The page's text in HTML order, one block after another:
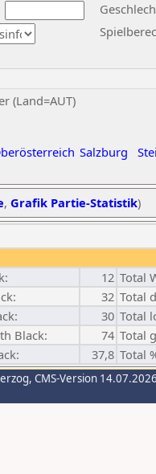
(Land=AUT)
Salzburg
, Grafik Partie-Statistik)
12 Total
32 Total
30 Total
Black: 74 Total
37,8 Total
, CMS-Version